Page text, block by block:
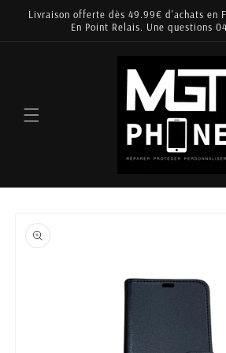
passer
Livraison offerte dès 49.99€ d'achats en
En Point Relais. Une questions
informations
produits